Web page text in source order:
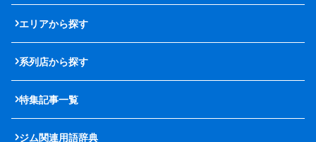
エリアから探す
系列店から探す
特集記事一覧
ジム関連用語辞典